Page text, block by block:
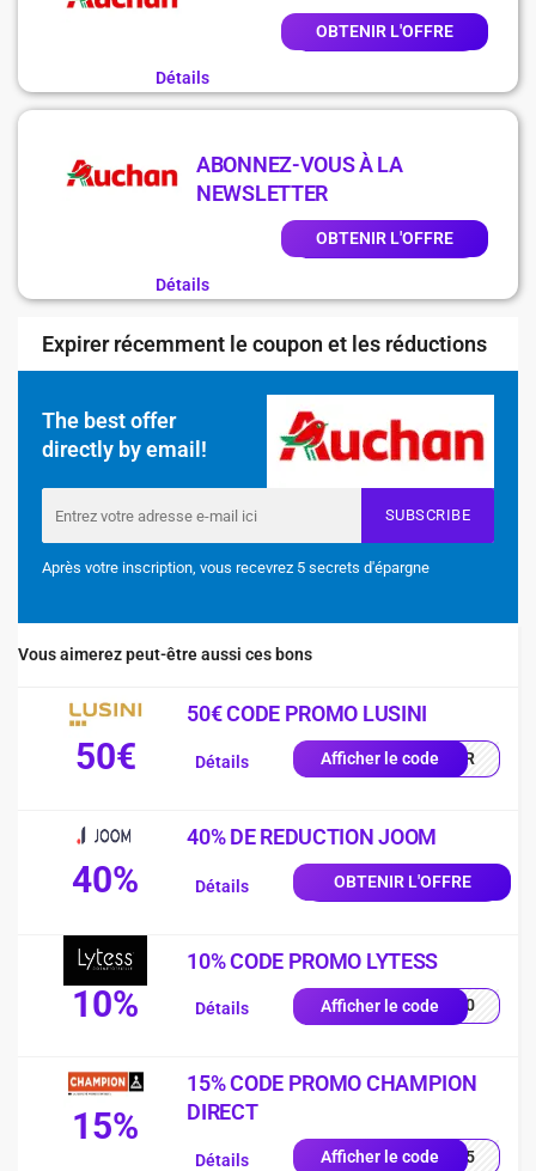
OBTENIR L'OFFRE
Détails
ABONNEZ-VOUS À LA
NEWSLETTER
OBTENIR L'OFFRE
Détails
Expirer récemment le coupon et les réductions
The best offer
directly by email!
SUBSCRIBE
Après votre inscription, vous recevrez 5 secrets d'épargne
Vous aimerez peut-être aussi ces bons
50€
50€ CODE PROMO LUSINI
Afficher le code0-FR
Détails
40%
40% DE REDUCTION JOOM
OBTENIR L'OFFRE
Détails
10%
10% CODE PROMO LYTESS
Afficher le codeSS10
Détails
15%
15% CODE PROMO CHAMPION
DIRECT
Afficher le codeUE15
Détails